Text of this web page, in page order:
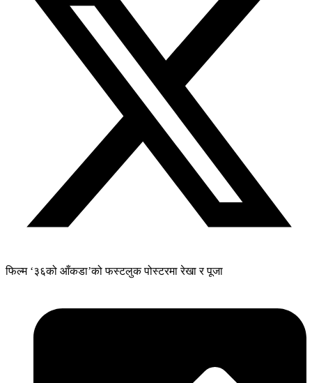
फिल्म ‘३६को आँकडा’को फस्टलुक पोस्टरमा रेखा र पूजा